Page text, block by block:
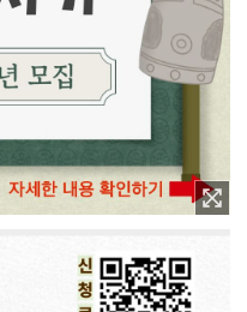
이미지 확대보기